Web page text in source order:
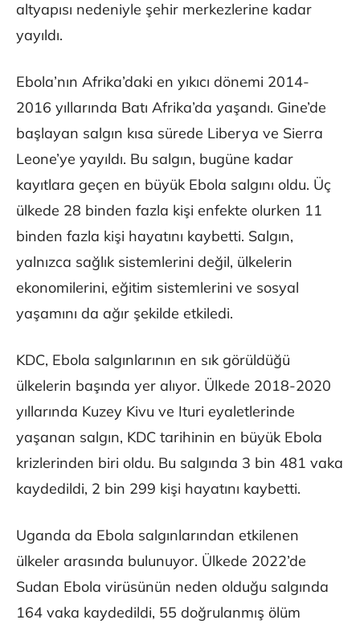
altyapısı nedeniyle şehir merkezlerine kadar
yayıldı.
Ebola’nın Afrika’daki en yıkıcı dönemi 2014-
2016 yıllarında Batı Afrika’da yaşandı. Gine’de
başlayan salgın kısa sürede Liberya ve Sierra
Leone’ye yayıldı. Bu salgın, bugüne kadar
kayıtlara geçen en büyük Ebola salgını oldu. Üç
ülkede 28 binden fazla kişi enfekte olurken 11
binden fazla kişi hayatını kaybetti. Salgın,
yalnızca sağlık sistemlerini değil, ülkelerin
ekonomilerini, eğitim sistemlerini ve sosyal
yaşamını da ağır şekilde etkiledi.
KDC, Ebola salgınlarının en sık görüldüğü
ülkelerin başında yer alıyor. Ülkede 2018-2020
yıllarında Kuzey Kivu ve Ituri eyaletlerinde
yaşanan salgın, KDC tarihinin en büyük Ebola
krizlerinden biri oldu. Bu salgında 3 bin 481 vaka
kaydedildi, 2 bin 299 kişi hayatını kaybetti.
Uganda da Ebola salgınlarından etkilenen
ülkeler arasında bulunuyor. Ülkede 2022’de
Sudan Ebola virüsünün neden olduğu salgında
164 vaka kaydedildi, 55 doğrulanmış ölüm